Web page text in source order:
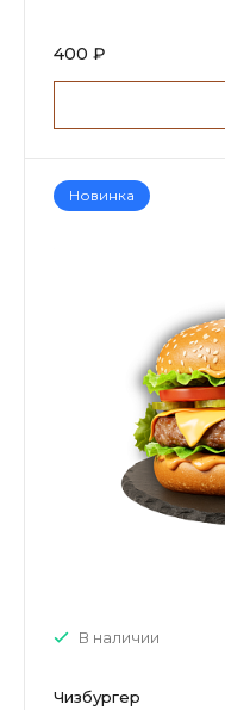
400 ₽
Новинка
В наличии
Чизбургер